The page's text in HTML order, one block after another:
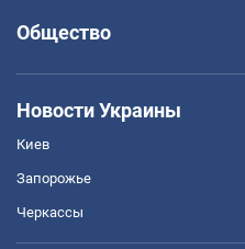
Общество
Новости Украины
Киев
Запорожье
Черкассы